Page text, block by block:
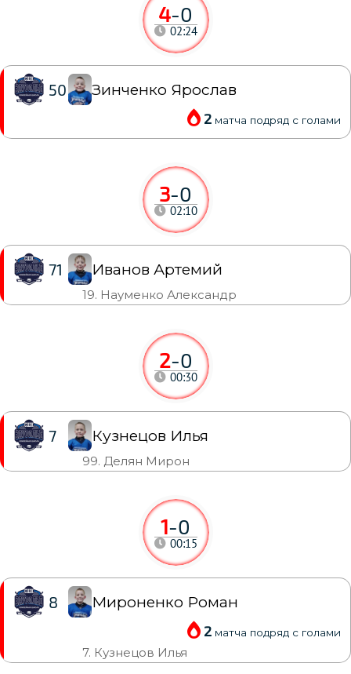
1-0
00:15
8 Мироненко Роман
2 матча подряд с голами
7. Кузнецов Илья
2-0
00:30
7 Кузнецов Илья
99. Делян Мирон
3-0
02:10
71 Иванов Артемий
19. Науменко Александр
4-0
02:24
50 Зинченко Ярослав
2 матча подряд с голами